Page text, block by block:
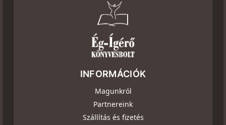
INFORMÁCIÓK
Magunkról
Partnereink
Szállítás és fizetés